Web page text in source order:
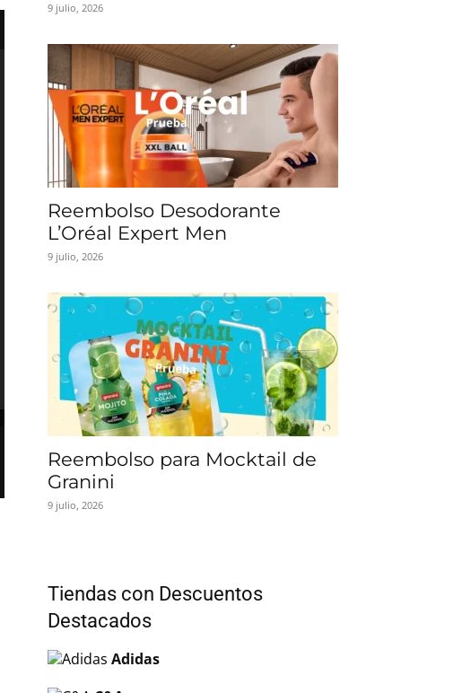
9 julio, 2026
Reembolso Desodorante
L’Oréal Expert Men
9 julio, 2026
Reembolso para Mocktail de
Granini
9 julio, 2026
Tiendas con Descuentos
Destacados
Adidas